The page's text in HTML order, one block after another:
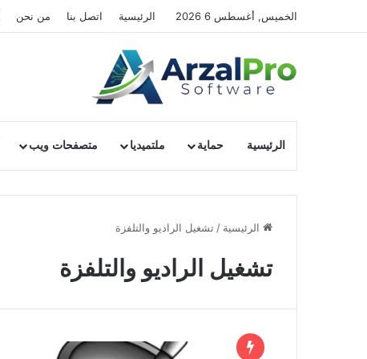
الخميس, أغسطس 6 2026 الرئيسية اتصل بنا من نحن
الرئيسية حماية ملتميديا متصفحات ويب
الرئيسية / تشغيل الراديو والتلفزة
تشغيل الراديو والتلفزة